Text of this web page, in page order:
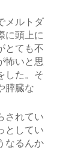
メルトダ
に頭上に
とても不
怖いと思
した。そ
膵臓な
されてい
してい
るんか